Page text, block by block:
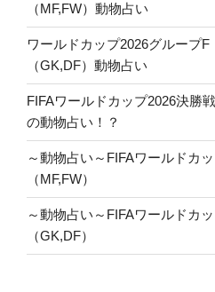
（MF,FW）動物占い
ワールドカップ2026グループ
（GK,DF）動物占い
FIFAワールドカップ2026決勝
の動物占い！？
～動物占い～FIFAワールドカ
（MF,FW）
～動物占い～FIFAワールドカ
（GK,DF）